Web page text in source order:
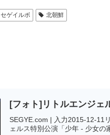
セゲイルボ 北朝鮮
[フォト]リトルエンジェ
SEGYE.com | 入力2015-12-11
ェルス特別公演「少年 - 少女の